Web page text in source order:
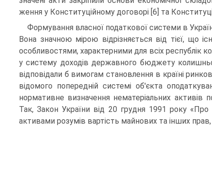
ження у Конституційному договорі [6] та
Формування власної податкової системи в
Вона значною мірою відрізняється від тієї, що
особливостями, характерними для всіх респу­блік
у систему доходів державного бюджету
відповідали б вимогам становлення в країні
відомого попередній системі об'єкта
нормативне визначення нематеріальних
Так, Закон України від 20 грудня 1991 року
активами розумів вартість майнових та ін­ших прав,